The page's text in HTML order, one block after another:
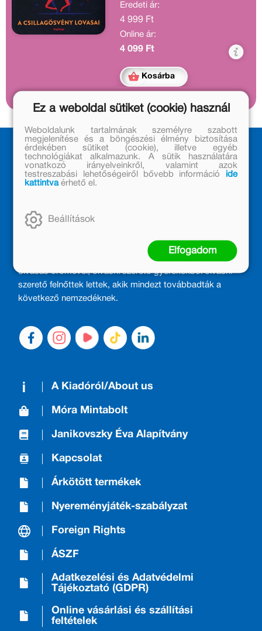
tesz kísérletet Bán Mór az
Ezer rege könyve című
sorozatában. A sorozat első
kötete, A Csillagösvény
vezet vissza.
Eredeti ár:
4 999 Ft
Online ár:
4 099 Ft
Kosárba
MÓRA KÖNYVKIADÓ – 1950 ÓTA
Kiadónk generációkat ajándékozott és ajándékoz meg az
olvasás örömével, olvasni szerető gyerekekből olvasni
szerető felnőttek lettek, akik mindezt továbbadták a
következő nemzedéknek.
A Kiadóról/About us
Móra Mintabolt
Janikovszky Éva Alapítvány
Kapcsolat
Árkötött termékek
Nyereményjáték-szabályzat
Foreign Rights
ÁSZF
Adatkezelési és Adatvédelmi
Tájékoztató (GDPR)
Online vásárlási és szállítási
feltételek
Ez a weboldal sütiket (cookie) használ
Weboldalunk tartalmának személyre szabott
megjelenítése és a böngészési élmény biztosítása
érdekében sütiket (cookie), illetve egyéb
technológiákat alkalmazunk. A sütik használatára
vonatkozó irányelveinkről, valamint azok
testreszabási lehetőségeiről bővebb információ
ide
kattintvaérhető el.
Beállítások
Elfogadom